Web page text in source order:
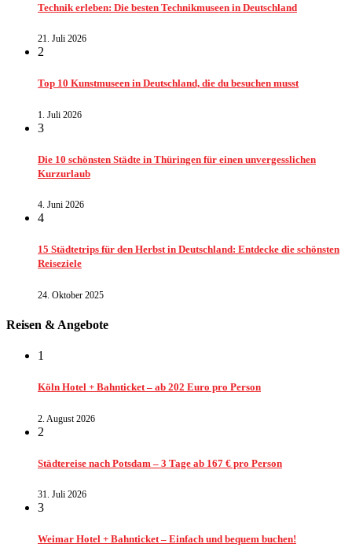
Technik erleben: Die besten Technikmuseen in Deutschland
21. Juli 2026
2
Top 10 Kunstmuseen in Deutschland, die du besuchen musst
1. Juli 2026
3
Die 10 schönsten Städte in Thüringen für einen unvergesslichen
Kurzurlaub
4. Juni 2026
4
15 Städtetrips für den Herbst in Deutschland: Entdecke die schönsten
Reiseziele
24. Oktober 2025
Reisen & Angebote
1
Köln Hotel + Bahnticket – ab 202 Euro pro Person
2. August 2026
2
Städtereise nach Potsdam – 3 Tage ab 167 € pro Person
31. Juli 2026
3
Weimar Hotel + Bahnticket – Einfach und bequem buchen!